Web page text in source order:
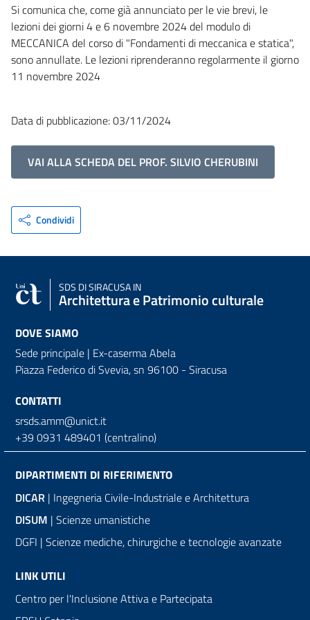
Si comunica che, come già annunciato per le vie brevi, le
lezioni dei giorni 4 e 6 novembre 2024 del modulo di
MECCANICA del corso di "Fondamenti di meccanica e statica",
sono annullate. Le lezioni riprenderanno regolarmente il giorno
11 novembre 2024
Data di pubblicazione: 03/11/2024
VAI ALLA SCHEDA DEL PROF. SILVIO CHERUBINI
Condividi
SDS DI SIRACUSA IN
Architettura e Patrimonio culturale
DOVE SIAMO
Sede principale | Ex-caserma Abela
Piazza Federico di Svevia, sn 96100 - Siracusa
CONTATTI
srsds.amm@unict.it
+39 0931 489401 (centralino)
DIPARTIMENTI DI RIFERIMENTO
DICAR | Ingegneria Civile-Industriale e Architettura
DISUM | Scienze umanistiche
DGFI | Scienze mediche, chirurgiche e tecnologie avanzate
LINK UTILI
Centro per l'Inclusione Attiva e Partecipata